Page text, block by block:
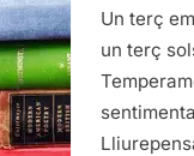
Un terç
un terç